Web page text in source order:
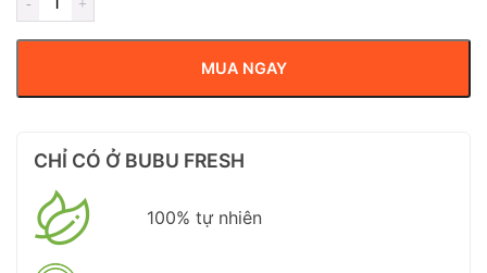
MUA NGAY
CHỈ CÓ Ở BUBU FRESH
100% tự nhiên